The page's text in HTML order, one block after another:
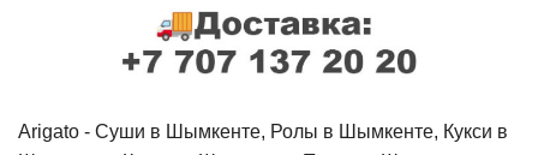
Arigato - Cуши в Шымкенте, Ролы в Шымкенте, Кукси в